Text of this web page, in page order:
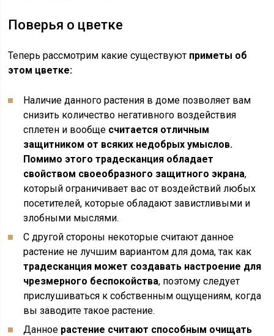
Поверья о цветке
Теперь рассмотрим какие существуют приметы об
этом цветке:
Наличие данного растения в доме позволяет вам
снизить количество негативного воздействия
сплетен и вообще считается отличным
защитником от всяких недобрых умыслов.
Помимо этого традесканция обладает
свойством своеобразного защитного экрана,
который ограничивает вас от воздействий любых
посетителей, которые обладают завистливыми и
злобными мыслями.
C другой стороны некоторые считают данное
растение не лучшим вариантом для дома, так как
традесканция может создавать настроение для
чрезмерного беспокойства, поэтому следует
прислушиваться к собственным ощущениям, когда
вы заводите такое растение.
Данное растение считают способным очищать